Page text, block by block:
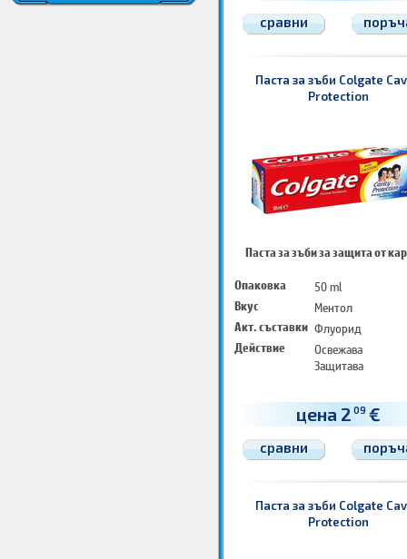
сравни
Паста за зъби Colgate
Protection
Паста за зъби за защита от
Опаковка
50 ml
Вкус
Ментол
Акт. съставки Флуорид
Действие
Освежава
Защитава
цена 2 09 €
сравни
Паста за зъби Colgate
Protection